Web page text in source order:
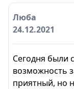
Люба
24.12.2021
Сегодня были
возможность
приятный, но